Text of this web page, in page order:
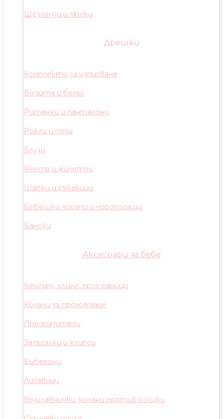
Шезлонзи и люлки
Дрешки
Комплекти за изписване
Бодита и бельо
Ританки и панталони
Рокли и поли
Блузи
Якета и жилетки
Шапки и ръкавици
Бебешки чорапи и чоропогащи
Бански
Аксесоари за бебе
Кенгуру, слинг, ерго раници
Колани за прохождане
Предпазители
Залъгалки и клипси
Биберони
Лигавици
Възглавнички, колани против колики